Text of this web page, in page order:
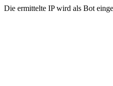
Die ermittelte IP wird als Bot